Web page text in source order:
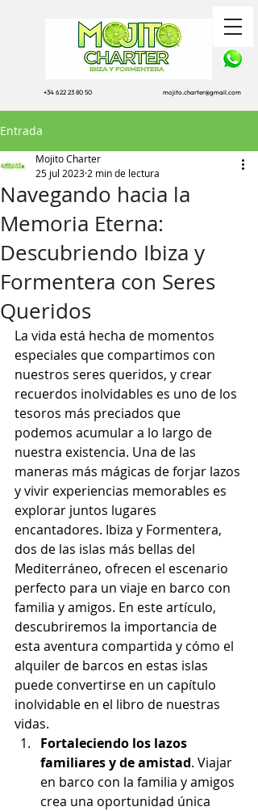
+34 622 23 80 50 mojito.charter@gmail.com
Entrada
Navegando hacia la
Memoria Eterna:
Descubriendo Ibiza y
Formentera con Seres
Queridos
Mojito Charter
25 jul 2023 2 min de lectura
La vida está hecha de momentos
especiales que compartimos con
nuestros seres queridos, y crear
recuerdos inolvidables es uno de los
tesoros más preciados que
podemos acumular a lo largo de
nuestra existencia. Una de las
maneras más mágicas de forjar lazos
y vivir experiencias memorables es
explorar juntos lugares
encantadores. Ibiza y Formentera,
dos de las islas más bellas del
Mediterráneo, ofrecen el escenario
perfecto para un viaje en barco con
familia y amigos. En este artículo,
descubriremos la importancia de
esta aventura compartida y cómo el
alquiler de barcos en estas islas
puede convertirse en un capítulo
inolvidable en el libro de nuestras
vidas.
Fortaleciendo los lazos
familiares y de amistad. Viajar
en barco con la familia y amigos
crea una oportunidad única